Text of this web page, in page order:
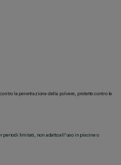
la penetrazione della polvere, protetto contro le
periodi limitati, non adatto all'uso in piscine o